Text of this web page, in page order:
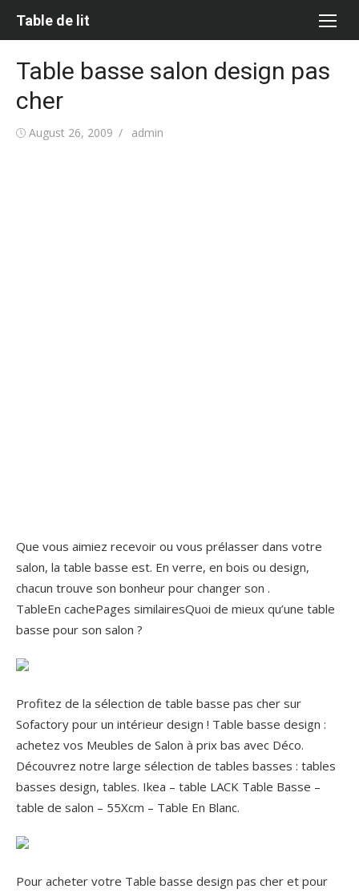
Table de lit
Table basse salon design pas
cher
Posted
August 26, 2009 Author
admin
Que vous aimiez recevoir ou vous prélasser dans votre
salon, la table basse est. En verre, en bois ou design,
chacun trouve son bonheur pour changer son .
TableEn cachePages similairesQuoi de mieux qu’une table
basse pour son salon ?
Profitez de la sélection de table basse pas cher sur
Sofactory pour un intérieur design ! Table basse design :
achetez vos Meubles de Salon à prix bas avec Déco.
Découvrez notre large sélection de tables basses : tables
basses design, tables. Ikea – table LACK Table Basse –
table de salon – 55Xcm – Table En Blanc.
Pour acheter votre Table basse design pas cher et pour